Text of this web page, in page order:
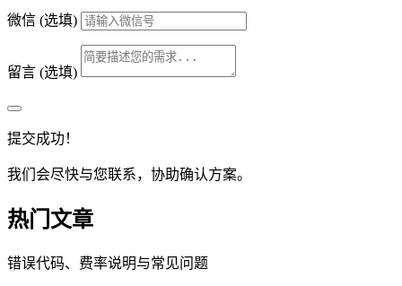
微信 (选填)
留言 (选填)
提交成功！
我们会尽快与您联系，协助确认方案。
热门文章
错误代码、费率说明与常见问题